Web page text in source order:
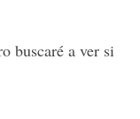
buscaré a ver si